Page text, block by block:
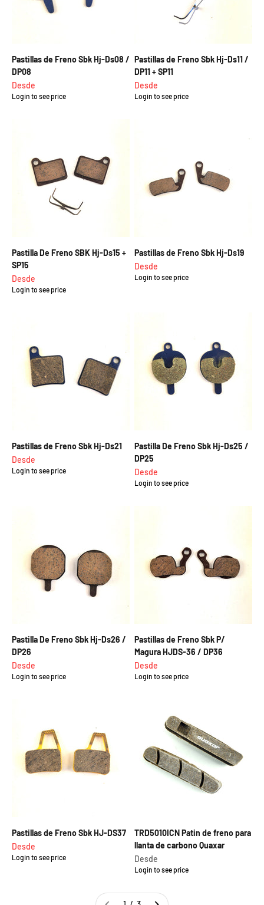
Pastillas de Freno Sbk Hj-Ds08 /
DP08
Precio de oferta
Desde
Login to see price
Pastillas de Freno Sbk Hj-Ds11 /
DP11 + SP11
Precio de oferta
Desde
Login to see price
Pastilla De Freno SBK Hj-Ds15 +
SP15
Precio de oferta
Desde
Login to see price
Pastillas de Freno Sbk Hj-Ds19
Precio de oferta
Desde
Login to see price
Pastillas de Freno Sbk Hj-Ds21
Precio de oferta
Desde
Login to see price
Pastilla De Freno Sbk Hj-Ds25 /
DP25
Precio de oferta
Desde
Login to see price
Pastilla De Freno Sbk Hj-Ds26 /
DP26
Precio de oferta
Desde
Login to see price
Pastillas de Freno Sbk P/
Magura HJDS-36 / DP36
Precio de oferta
Desde
Login to see price
Pastillas de Freno Sbk HJ-DS37
Precio de oferta
Desde
Login to see price
TRD5010ICN Patin de freno para
llanta de carbono Quaxar
Precio de oferta
Desde
Login to see price